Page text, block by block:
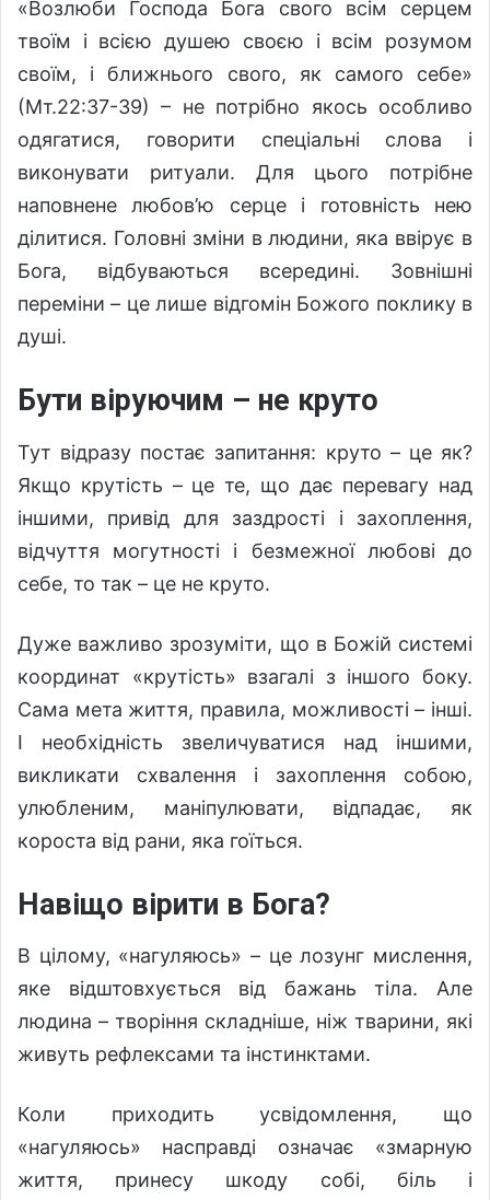
«Возлюби Господа Бога свого всім серцем
твоїм і всією душею своєю і всім розумом
своїм, і ближнього свого, як самого себе»
(Мт.22:37-39) – не потрібно якось особливо
одягатися, говорити спеціальні слова і
виконувати ритуали. Для цього потрібне
наповнене любов’ю серце і готовність нею
ділитися. Головні зміни в людини, яка ввірує в
Бога, відбуваються всередині. Зовнішні
переміни – це лише відгомін Божого поклику в
душі.
Бути віруючим – не круто
Тут відразу постає запитання: круто – це як?
Якщо крутість – це те, що дає перевагу над
іншими, привід для заздрості і захоплення,
відчуття могутності і безмежної любові до
себе, то так – це не круто.
Дуже важливо зрозуміти, що в Божій системі
координат «крутість» взагалі з іншого боку.
Сама мета життя, правила, можливості – інші.
І необхідність звеличуватися над іншими,
викликати схвалення і захоплення собою,
улюбленим, маніпулювати, відпадає, як
короста від рани, яка гоїться.
Навіщо вірити в Бога?
В цілому, «нагуляюсь» – це лозунг мислення,
яке відштовхується від бажань тіла. Але
людина – творіння складніше, ніж тварини, які
живуть рефлексами та інстинктами.
Коли приходить усвідомлення, що
«нагуляюсь» насправді означає «змарную
життя, принесу шкоду собі, біль і